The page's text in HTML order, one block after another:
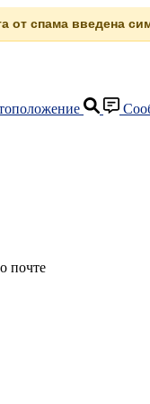
от спама введена
почте